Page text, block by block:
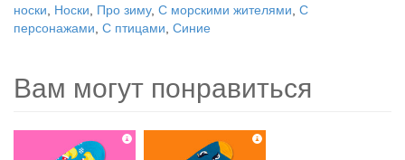
носки
Носки Про зиму, С морскими жителями С
персонажами С птицами Синие
Вам могут понравиться